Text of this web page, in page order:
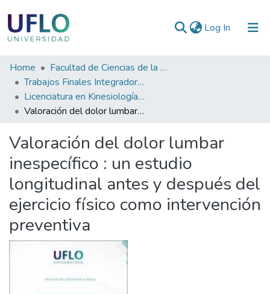
Log In (current)
Communities
&
Collections
Statistics
Home
Facultad de Ciencias de la Salud
Trabajos Finales Integradores (TFI)
Licenciatura en Kinesiología y Fisiatría
Valoración del dolor lumbar inespecífico : un estudio longitudinal antes y después del ejercicio físico como intervención preventiva
Valoración del dolor lumbar
inespecífico : un estudio
longitudinal antes y después del
ejercicio físico como intervención
preventiva